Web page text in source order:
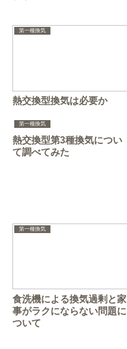
第一種換気
熱交換型換気は必要か
第一種換気
熱交換型第3種換気につい
て調べてみた
第一種換気
食洗機による換気過剰と家
事がラクにならない問題に
ついて